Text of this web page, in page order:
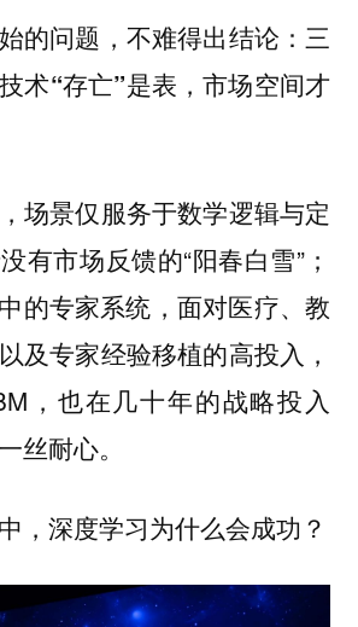
的问题，不难得出结论： 三
术“存亡”是表，市场空间才
场景仅服务于数学逻辑与定
有市场反馈的“阳春白雪”；
的专家系统，面对医疗、教
及专家经验移植的高投入，
，也在几十年的战略投入
丝耐心。
，深度学习为什么会成功？